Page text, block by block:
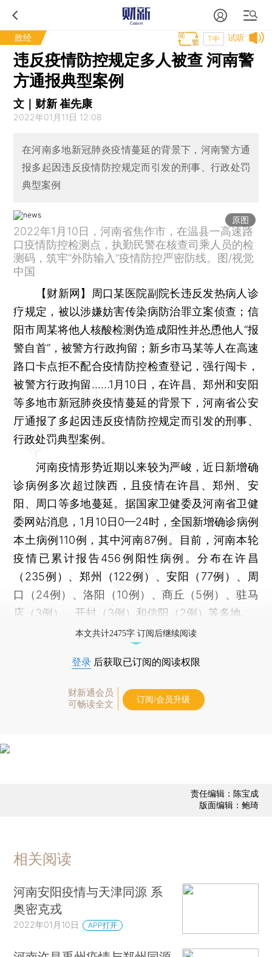
政经 试听
T中
违反疫情防控规定多人被查 河南警
方通报典型案例
文｜财新 崔先康
2022年01月11日 12:08
在河南多地新冠肺炎疫情蔓延的背景下，河南警方通
报多起因违反疫情防控规定而引发的刑事、行政处罚
典型案例
原图
2022年1月10日，河南省焦作市，在温县一高速路
口疫情防控检测点，执勤民警在核查司乘人员的检
测码，筑牢“外防输入”疫情防控严密防线。图/视觉
中国
【财新网】
周口某医院副院长违反发热病人诊
疗规定，被以涉嫌妨害传染病防治罪立案侦查；信
阳市周某将他人核酸检测伪造成阳性并怂恿他人“报
警自首”，被警方行政拘留；新乡市马某等人在高速
路口卡点拒不配合疫情防控检查登记，强行闯卡，
被警方行政拘留……1月10日，在许昌、郑州和安阳
等多地市新冠肺炎疫情蔓延的背景下，河南省公安
厅通报了多起因违反疫情防控规定而引发的刑事、
行政处罚典型案例。
河南疫情形势近期以来较为严峻，近日新增确
诊病例多次超过陕西，且疫情在许昌、郑州、安
阳、周口等多地蔓延。据国家卫健委及河南省卫健
委网站消息，1月10日0—24时，全国新增确诊病例
本土病例110例，其中河南87例。目前，河南本轮
疫情已累计报告456例阳性病例。分布在许昌
（235例）、郑州（122例）、安阳（77例）、周
口（24例）、洛阳（10例）、商丘（5例）、驻马
店（3例）、开封（3例）和信阳（2例）等多地。
本文共计2475字 订阅后继续阅读
登录 后获取已订阅的阅读权限
财新通会员
可畅读全文
订阅/会员升级
责任编辑：陈宝成
版面编辑：鲍琦
相关阅读
河南安阳疫情与天津同源 系
奥密克戎
2022年01月10日 APP打开